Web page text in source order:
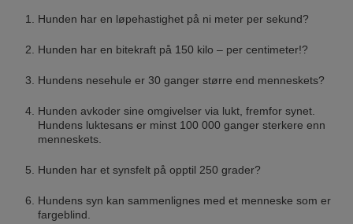
Hunden har en løpehastighet på ni meter per sekund?
Hunden har en bitekraft på 150 kilo – per centimeter!?
Hundens nesehule er 30 ganger større end menneskets?
Hunden avkoder sine omgivelser via lukt, fremfor synet.
Hundens luktesans er minst 100 000 ganger sterkere enn
menneskets.
Hunden har et synsfelt på opptil 250 grader?
Hundens syn kan sammenlignes med et menneske som er
fargeblind.